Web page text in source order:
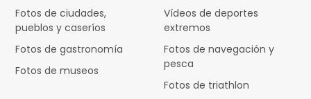
Fotos de ciudades,
pueblos y caseríos
Fotos de gastronomía
Fotos de museos
Vídeos de deportes
extremos
Fotos de navegación y
pesca
Fotos de triathlon